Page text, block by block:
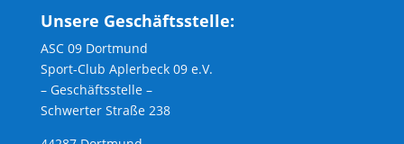
Unsere Geschäftsstelle:
ASC 09 Dortmund
Sport-Club Aplerbeck 09 e.V.
– Geschäftsstelle –
Schwerter Straße 238